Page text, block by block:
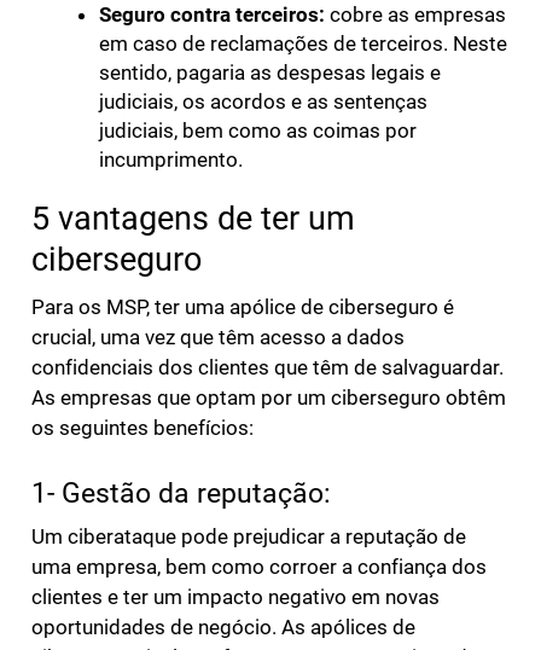
Seguro contra terceiros: cobre as empresas
em caso de reclamações de terceiros. Neste
sentido, pagaria as despesas legais e
judiciais, os acordos e as sentenças
judiciais, bem como as coimas por
incumprimento.
5 vantagens de ter um
ciberseguro
Para os MSP, ter uma apólice de ciberseguro é
crucial, uma vez que têm acesso a dados
confidenciais dos clientes que têm de salvaguardar.
As empresas que optam por um ciberseguro obtêm
os seguintes benefícios:
1- Gestão da reputação:
Um ciberataque pode prejudicar a reputação de
uma empresa, bem como corroer a confiança dos
clientes e ter um impacto negativo em novas
oportunidades de negócio. As apólices de